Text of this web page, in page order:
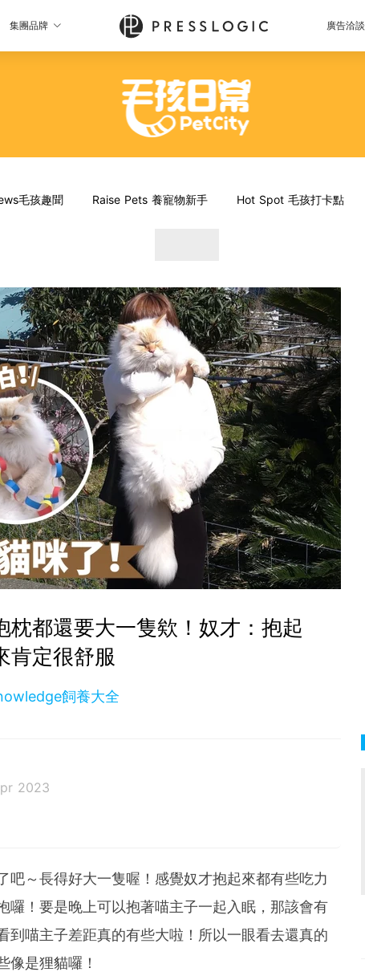
集團品牌 廣告洽談
毛孩趣聞 Raise Pets 養寵物新手 Hot Spot 毛孩打卡點
枕都還要大一隻欸！奴才：抱起
肯定很舒服
飼養大全
2023
吧～長得好大一隻喔！感覺奴才抱起來都有些吃力
囉！要是晚上可以抱著喵主子一起入眠，那該會有
到喵主子差距真的有些大啦！所以一眼看去還真的
像是狸貓囉！